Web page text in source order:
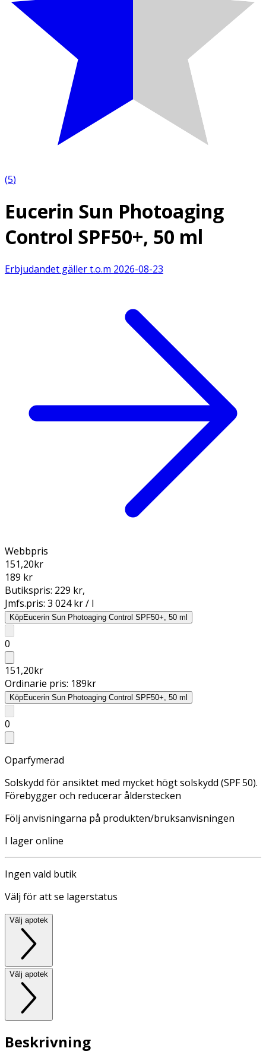
(5)
Eucerin Sun Photoaging
Control SPF50+, 50 ml
Erbjudandet gäller t.o.m 2026-08-23
Webbpris
151,20kr
189 kr
Butikspris: 229 kr,
Jmfs.pris: 3 024 kr / l
KöpEucerin Sun Photoaging Control SPF50+, 50 ml
0
151,20kr
Ordinarie pris: 189kr
KöpEucerin Sun Photoaging Control SPF50+, 50 ml
0
Oparfymerad
Solskydd för ansiktet med mycket högt solskydd (SPF 50).
Förebygger och reducerar ålderstecken
Följ anvisningarna på produkten/bruksanvisningen
I lager online
Ingen vald butik
Välj för att se lagerstatus
Välj apotek
Välj apotek
Beskrivning